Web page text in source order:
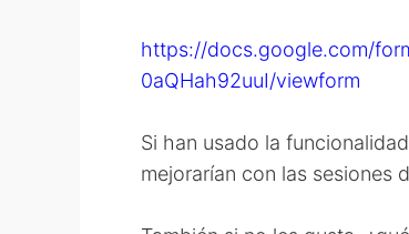
https://docs.google.com/
0aQHah92uuI/viewform
Si han usado la
mejorarían con las sesiones